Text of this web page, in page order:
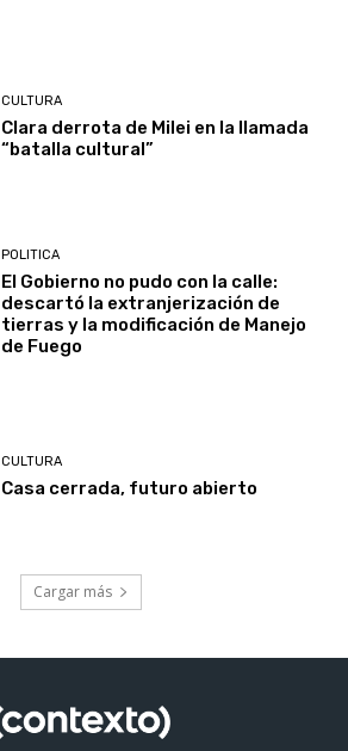
CULTURA
Clara derrota de Milei en la llamada
“batalla cultural”
POLITICA
El Gobierno no pudo con la calle:
descartó la extranjerización de
tierras y la modificación de Manejo
de Fuego
CULTURA
Casa cerrada, futuro abierto
Cargar más